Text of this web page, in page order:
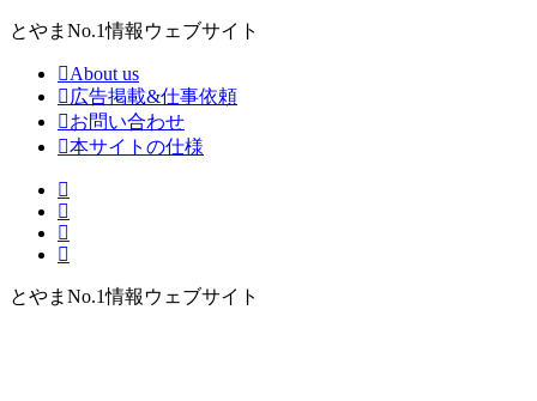
とやまNo.1情報ウェブサイト
About us
広告掲載&仕事依頼
お問い合わせ
本サイトの仕様
とやまNo.1情報ウェブサイト